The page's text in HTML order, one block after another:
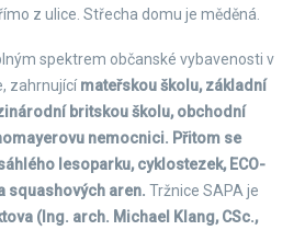
z ulice. Střecha domu je měděná.
spektrem občanské vybavenosti v
zahrnujícímateřskou školu, základní
britskou školu, obchodní
nemocnici. Přitom se
lesoparku, cyklostezek, ECO-
squashových aren. Tržnice SAPA je
(Ing. arch. Michael Klang, CSc.,